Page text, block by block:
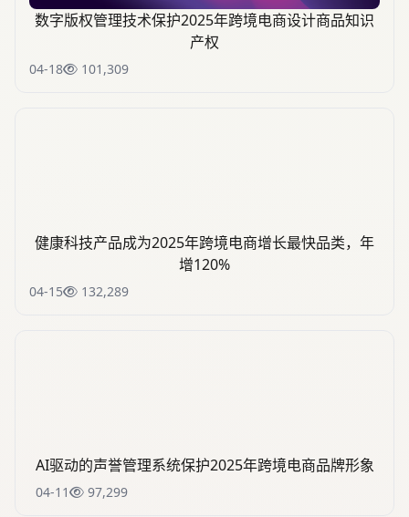
数字版权管理技术保护2025年跨境电商设计商品知识
产权
04-18 101,309
健康科技产品成为2025年跨境电商增长最快品类，年
增120%
04-15 132,289
AI驱动的声誉管理系统保护2025年跨境电商品牌形象
04-11 97,299